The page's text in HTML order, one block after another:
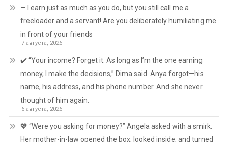
— I earn just as much as you do, but you still call me a
freeloader and a servant! Are you deliberately humiliating me
in front of your friends
7 августа, 2026
✔️ “Your income? Forget it. As long as I’m the one earning
money, I make the decisions,” Dima said. Anya forgot—his
name, his address, and his phone number. And she never
thought of him again.
6 августа, 2026
💖 “Were you asking for money?” Angela asked with a smirk.
Her mother-in-law opened the box, looked inside, and turned